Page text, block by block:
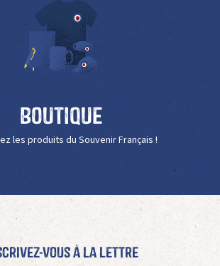
Boutique
les produits du Souvenir Français !
vous à La Lettre